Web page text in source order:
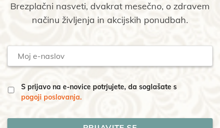
Brezplačni nasveti, dvakrat mesečno, o zdravem
načinu življenja in akcijskih ponudbah.
naslov
S prijavo na e-novice potrjujete, da soglašate s
pogoji poslovanja.